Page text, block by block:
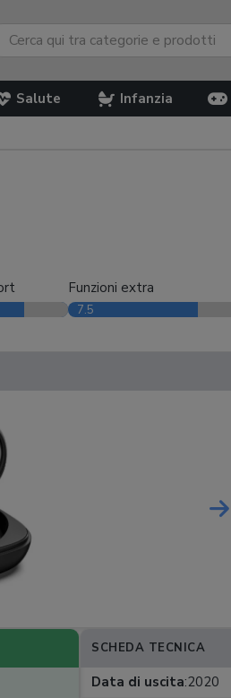
Salute Infanzia
Funzioni extra
7.5
SCHEDA TECNICA
Data di uscita:2020